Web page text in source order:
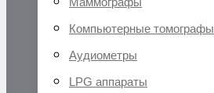
Компьютерные томографы
Аудиометры
LPG аппараты